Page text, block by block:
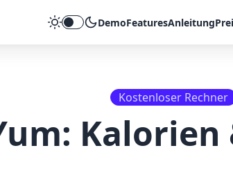
Theme umschalten
DemoFeaturesAnleitung
Kostenloser Rechner
: